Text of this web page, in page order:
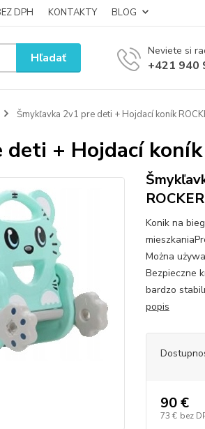
DPH KONTAKTY BLOG
Hľadať Neviete si
+421 940
Šmykľavka 2v1 pre deti + Hojdací koník
+ Hojdací koník
ROCKER
Konik na
Można
Bezpieczne
bardzo
popis
90 €
73 € bez